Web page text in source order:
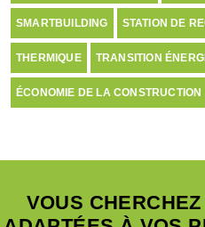
SMARTBUILDING STATION DE
THERMIQUE TRANSITION
ÉCONOMIE DE LA CONSTRUCTION
VOUS